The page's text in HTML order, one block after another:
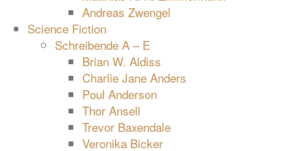
Andreas Zwengel
Science Fiction
Schreibende A – E
Brian W. Aldiss
Charlie Jane Anders
Poul Anderson
Thor Ansell
Trevor Baxendale
Veronika Bicker